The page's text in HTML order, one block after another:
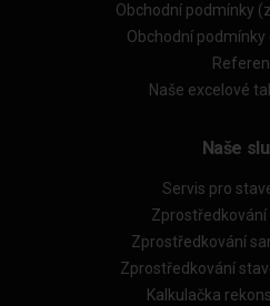
Obchodní podmínky
Obchodní
Naše excelové
Naše
Servis pro
Zprostředkování
Zprostředkování
Kalkulačka